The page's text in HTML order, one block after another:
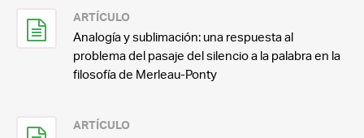
ARTÍCULO
Analogía y sublimación: una respuesta al
problema del pasaje del silencio a la palabra en la
filosofía de Merleau-Ponty
ARTÍCULO